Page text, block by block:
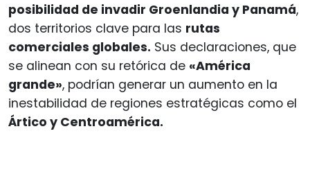
posibilidad de invadir Groenlandia y Panamá,
dos territorios clave para las rutas
comerciales globales. Sus declaraciones, que
se alinean con su retórica de «América
grande», podrían generar un aumento en la
inestabilidad de regiones estratégicas como el
Ártico y Centroamérica.